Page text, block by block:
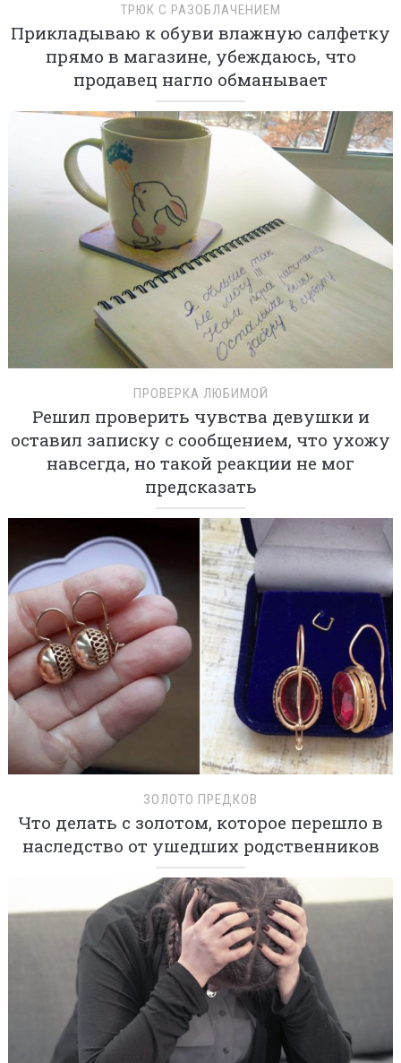
ТРЮК С РАЗОБЛАЧЕНИЕМ
Прикладываю к обуви влажную салфетку
прямо в магазине, убеждаюсь, что
продавец нагло обманывает
ПРОВЕРКА ЛЮБИМОЙ
Решил проверить чувства девушки и
оставил записку с сообщением, что ухожу
навсегда, но такой реакции не мог
предсказать
ЗОЛОТО ПРЕДКОВ
Что делать с золотом, которое перешло в
наследство от ушедших родственников